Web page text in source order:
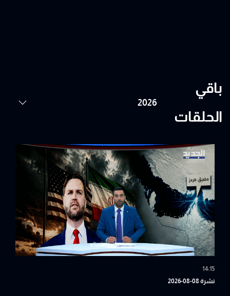
باقي
الحلقات
14:15
نشرة 08-08-2026